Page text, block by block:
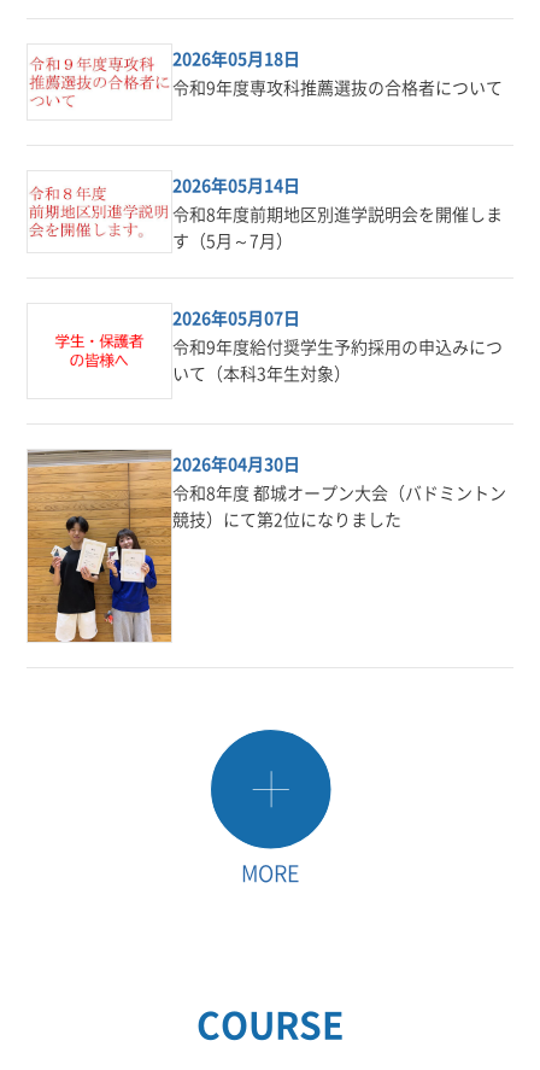
2026年05月18日
令和9年度専攻科推薦選抜の合格者について
2026年05月14日
令和8年度前期地区別進学説明会を開催しま
す（5月～7月）
2026年05月07日
令和9年度給付奨学生予約採用の申込みにつ
いて（本科3年生対象）
2026年04月30日
令和8年度 都城オープン大会（バドミントン
競技）にて第2位になりました
MORE
COURSE